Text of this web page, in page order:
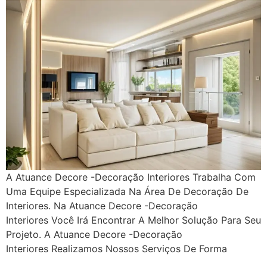
A Atuance Decore -Decoração Interiores Trabalha Com
Uma Equipe Especializada Na Área De Decoração De
Interiores. Na Atuance Decore -Decoração
Interiores Você Irá Encontrar A Melhor Solução Para Seu
Projeto. A Atuance Decore -Decoração
Interiores Realizamos Nossos Serviços De Forma